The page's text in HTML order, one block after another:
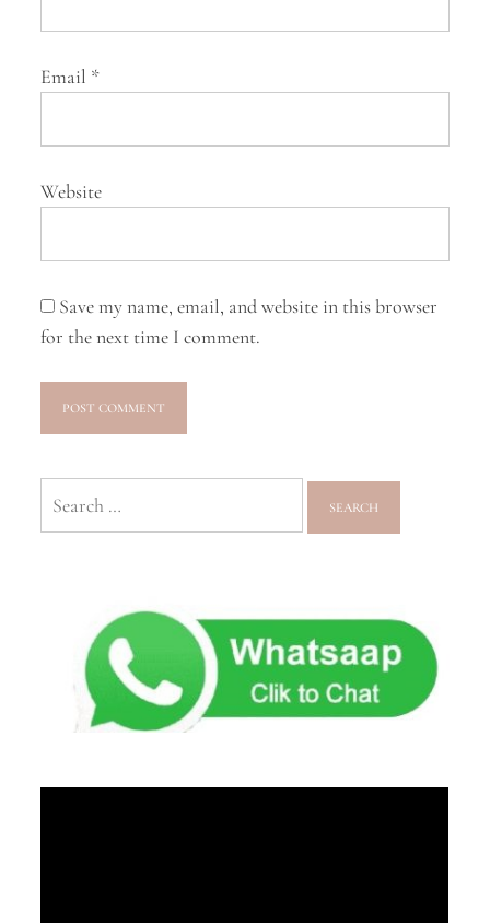
Email *
Website
Save my name, email, and website in this browser
for the next time I comment.